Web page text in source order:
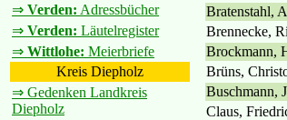
⇒ Verden: Adressbücher
⇒ Verden: Läutelregister
⇒ Wittlohe: Meierbriefe
Kreis Diepholz
⇒ Gedenken Landkreis
Diepholz
Bratenstahl,
Brennecke,
Brockmann,
Brüns,
Buschmann,
Claus,